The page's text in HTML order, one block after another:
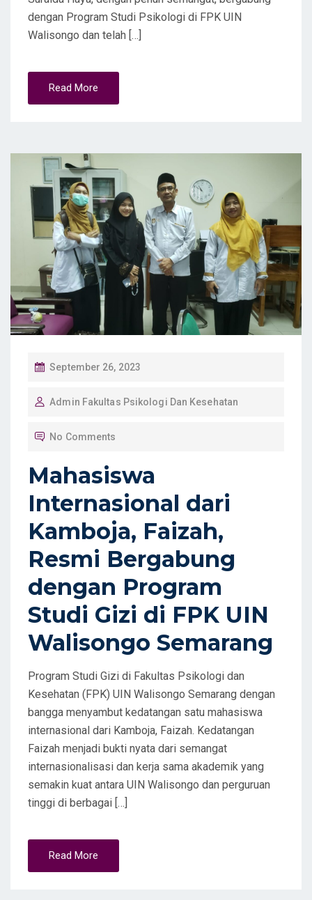
dengan Program Studi Psikologi di FPK UIN
Walisongo dan telah […]
Read More
P
S
O
N
September 26, 2023
Admin Fakultas Psikologi Dan Kesehatan
No Comments
Mahasiswa
Internasional dari
Kamboja, Faizah,
Resmi Bergabung
dengan Program
Studi Gizi di FPK UIN
Walisongo Semarang
Program Studi Gizi di Fakultas Psikologi dan
Kesehatan (FPK) UIN Walisongo Semarang dengan
bangga menyambut kedatangan satu mahasiswa
internasional dari Kamboja, Faizah. Kedatangan
Faizah menjadi bukti nyata dari semangat
internasionalisasi dan kerja sama akademik yang
semakin kuat antara UIN Walisongo dan perguruan
tinggi di berbagai […]
Read More